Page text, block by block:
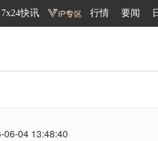
7x24快讯 行情 要闻
06-04 13:48:40